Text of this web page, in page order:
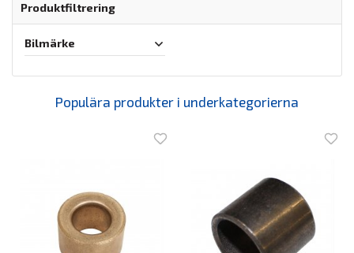
Produktfiltrering
Bilmärke
Populära produkter i underkategorierna